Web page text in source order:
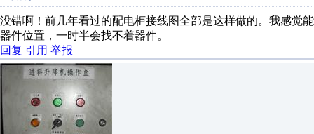
没错啊！前几年看过的配电柜接线图全部是这样做的。我感觉
器件位置，一时半会找不着器件。
回复 引用 举报